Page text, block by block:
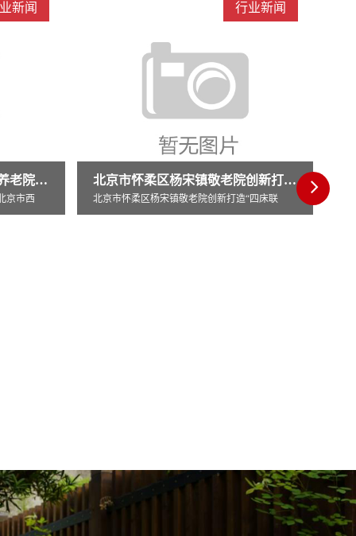
新闻
北京市怀柔区杨宋镇敬老院创新打造“四床联
床联
行业新闻
权威解读医养融合政策!docx